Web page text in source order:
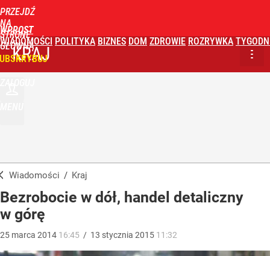
PRZEJDŹ
NA
STRONĘ
GŁÓWNĄ
WPROST
WIADOMOŚCI POLITYKA BIZNES DOM ZDROWIE ROZRYWKA
KRAJ
Wiadomości / Kraj
Bezrobocie w dół, handel detaliczny
w górę
25 marca 2014 16:45 / 13 stycznia 2015 11:32